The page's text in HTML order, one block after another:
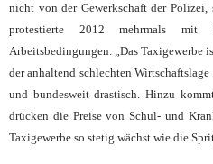
nicht von der Gewerkschaft der
protestierte 2012 mehrmals mit
Arbeitsbedingungen. „Das Taxigewerbe
der anhaltend schlechten
und bundesweit drastisch. Hinzu
drücken die Preise von Schul- und
Taxigewerbe so stetig wächst wie die